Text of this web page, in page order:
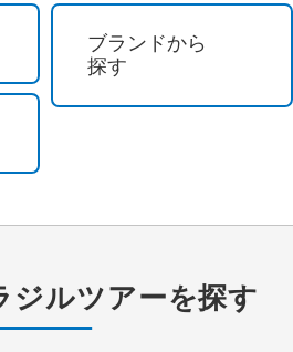
ブランドから
探す
ジルツアーを探す